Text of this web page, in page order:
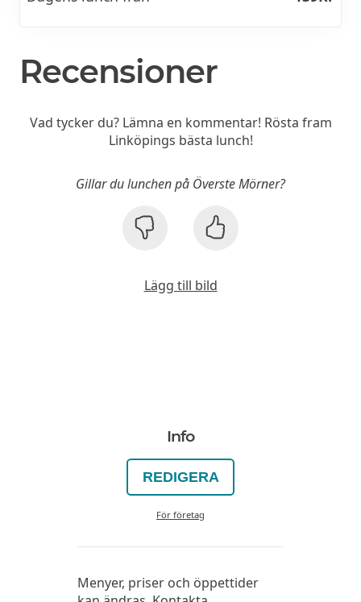
Recensioner
Vad tycker du? Lämna en kommentar! Rösta fram
Linköpings bästa lunch!
Gillar du lunchen på Överste Mörner?
Lägg till bild
Info
REDIGERA
För företag
Menyer, priser och öppettider